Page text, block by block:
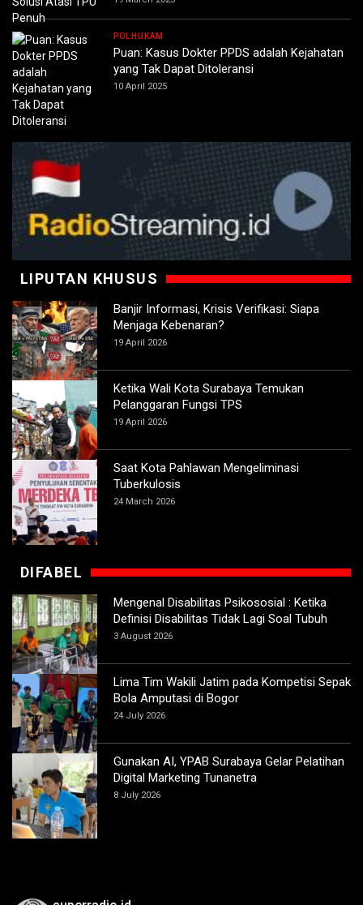
POLHUKAM
Puan: Kasus Dokter PPDS adalah Kejahatan
yang Tak Dapat Ditoleransi
10 April 2025
LIPUTAN KHUSUS
Banjir Informasi, Krisis Verifikasi: Siapa
Menjaga Kebenaran?
19 April 2026
Ketika Wali Kota Surabaya Temukan
Pelanggaran Fungsi TPS
19 April 2026
Saat Kota Pahlawan Mengeliminasi
Tuberkulosis
24 March 2026
DIFABEL
Mengenal Disabilitas Psikososial : Ketika
Definisi Disabilitas Tidak Lagi Soal Tubuh
3 August 2026
Lima Tim Wakili Jatim pada Kompetisi Sepak
Bola Amputasi di Bogor
24 July 2026
Gunakan AI, YPAB Surabaya Gelar Pelatihan
Digital Marketing Tunanetra
8 July 2026